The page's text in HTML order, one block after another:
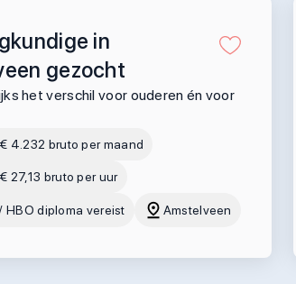
in
gezocht
het verschil voor ouderen én voor
4.232 bruto per maand
27,13 bruto per uur
HBO diploma vereist Amstelveen